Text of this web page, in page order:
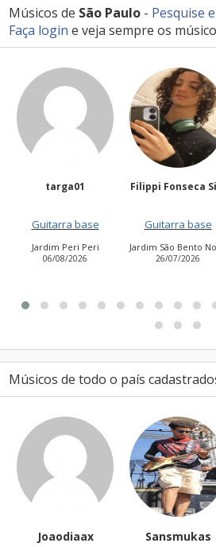
Músicos de São Paulo - Pesquise
Faça login e veja sempre os
Filippi Fonseca Silv
Guitarra base
Jardim São Bento Novo
26/07/2026
Mateus
Bateria
Vila
26/07/2026
Músicos de todo o país
Sansmukas